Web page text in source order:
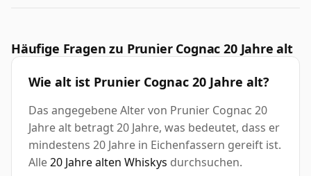
Häufige Fragen zu Prunier Cognac 20 Jahre alt
Wie alt ist Prunier Cognac 20 Jahre alt?
Das angegebene Alter von Prunier Cognac 20
Jahre alt betragt 20 Jahre, was bedeutet, dass er
mindestens 20 Jahre in Eichenfassern gereift ist.
Alle20 Jahre alten Whiskys durchsuchen.